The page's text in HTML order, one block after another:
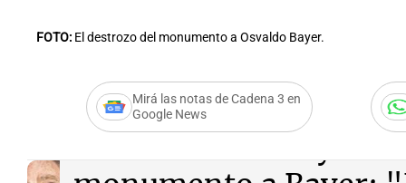
FOTO: El destrozo del monumento a Osvaldo Bayer.
Mirá las notas de Cadena 3 en
Google News